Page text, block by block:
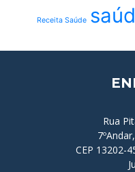
Receita Saúde
Rua
CEP 13202-